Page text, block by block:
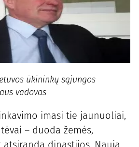
ūkininkų sąjungos
vadovas
imasi tie jaunuoliai,
– duoda žemės,
atsiranda dinastijos. Nauja